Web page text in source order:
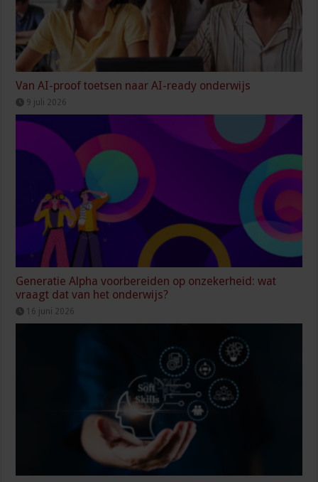
Van AI-proof toetsen naar AI-ready onderwijs
9 juli 2026
Generatie Alpha voorbereiden op onzekerheid: wat
vraagt dat van het onderwijs?
16 juni 2026